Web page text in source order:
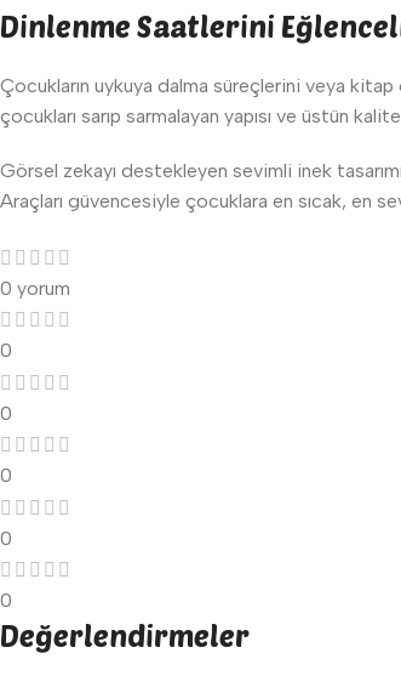
Dinlenme Saatlerini
Çocukların uykuya dalma süreçlerini veya
çocukları sarıp sarmalayan yapısı ve üstün
Görsel zekayı destekleyen sevimli inek
Araçları güvencesiyle çocuklara en sıcak, en
0 yorum
0
0
0
0
0
Değerlendirmeler